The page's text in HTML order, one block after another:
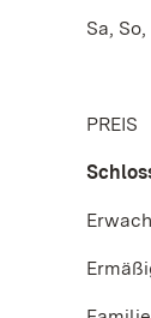
Sa,
PREIS